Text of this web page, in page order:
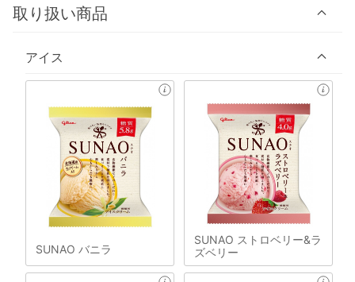
取り扱い商品
アイス
SUNAO バニラ
SUNAO ストロベリー&ラ
ズベリー